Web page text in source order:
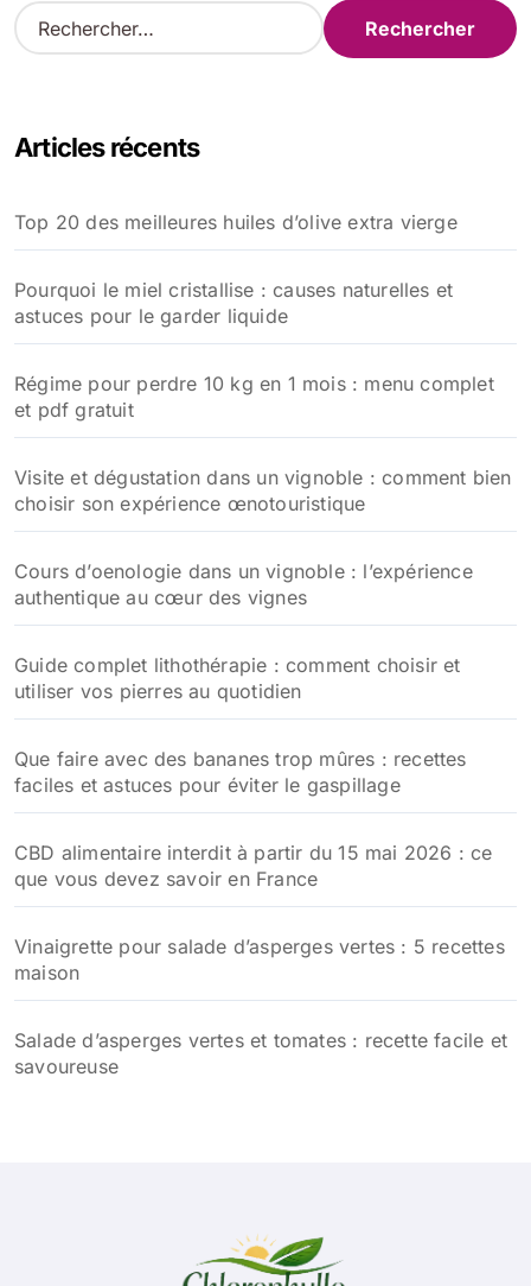
R
e
r
e
r
:
Articles récents
Top 20 des meilleures huiles d’olive extra vierge
Pourquoi le miel cristallise : causes naturelles et
astuces pour le garder liquide
Régime pour perdre 10 kg en 1 mois : menu complet
et pdf gratuit
Visite et dégustation dans un vignoble : comment bien
choisir son expérience œnotouristique
Cours d’oenologie dans un vignoble : l’expérience
authentique au cœur des vignes
Guide complet lithothérapie : comment choisir et
utiliser vos pierres au quotidien
Que faire avec des bananes trop mûres : recettes
faciles et astuces pour éviter le gaspillage
CBD alimentaire interdit à partir du 15 mai 2026 : ce
que vous devez savoir en France
Vinaigrette pour salade d’asperges vertes : 5 recettes
maison
Salade d’asperges vertes et tomates : recette facile et
savoureuse